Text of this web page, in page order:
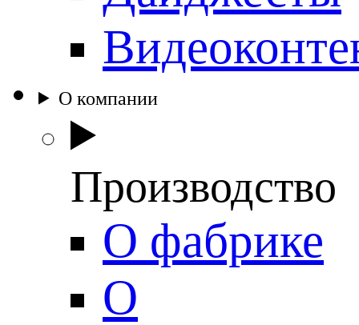
О компании
Производство
О фабрике
О